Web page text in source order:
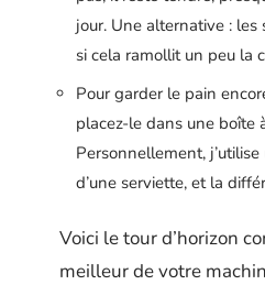
jour. Une alternative : les
si cela ramollit un peu la
Pour garder le pain
placez-le dans une boîte
Personnellement,
d’une serviette, et la
Voici le tour d’horizon
meilleur de votre